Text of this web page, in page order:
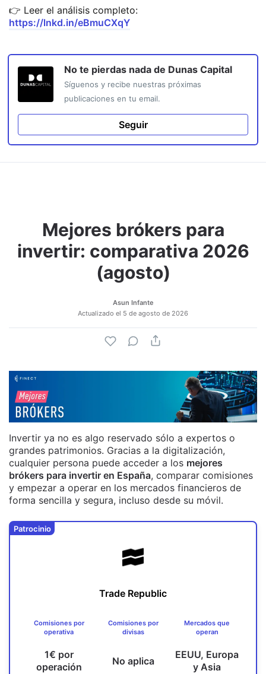
👉 Leer el análisis completo:
https://lnkd.in/eBmuCXqY
No te pierdas nada de Dunas Capital
Síguenos y recibe nuestras próximas
publicaciones en tu email.
Seguir
Mejores brókers para
invertir: comparativa 2026
(agosto)
Asun Infante
Actualizado el 5 de agosto de 2026
Invertir ya no es algo reservado sólo a expertos o
grandes patrimonios. Gracias a la digitalización,
cualquier persona puede acceder a los mejores
brókers para invertir en España, comparar comisiones
y empezar a operar en los mercados financieros de
forma sencilla y segura, incluso desde su móvil.
Patrocinio
Trade Republic
Comisiones por
operativa
1€ por
operación
Comisiones por
divisas
No aplica
Mercados que
operan
EEUU, Europa
y Asia